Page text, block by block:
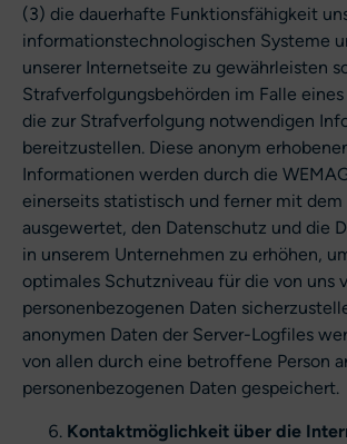
(3) die dauerhafte Funktionsfähigkeit
informationstechnologischen Systeme
unserer Internetseite zu gewährleisten
Strafverfolgungsbehörden im Falle
die zur Strafverfolgung notwendigen
bereitzustellen. Diese anonym
Informationen werden durch die
einerseits statistisch und ferner mit dem
ausgewertet, den Datenschutz und die
in unserem Unternehmen zu erhöhen,
optimales Schutzniveau für die von uns
personenbezogenen Daten
anonymen Daten der Server-Logfiles
von allen durch eine betroffene Person
personenbezogenen Daten gespeichert.
Kontaktmöglichkeit über die